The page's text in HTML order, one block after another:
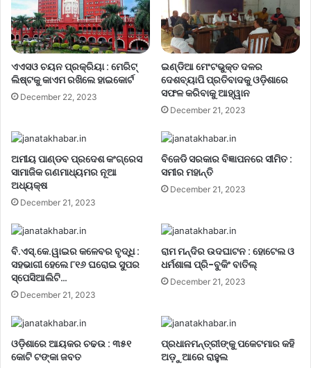
ଏଏସଓ ଚୟନ ପ୍ରକ୍ରିୟା : ମେରିଟ୍
ଲିଷ୍ଟକୁ କାଏମ ରଖିଲେ ହାଇକୋର୍ଟ
December 22, 2023
ଇଣ୍ଡିଆ ମେଂଟଭୁକ୍ତ ଦଳର
ଦେଶବ୍ୟାପି ପ୍ରତିବାଦକୁ ଓଡ଼ିଶାରେ
ସଫଳ କରିବାକୁ ଆହ୍ୱାନ
December 21, 2023
ଅମୀୟ ପାଣ୍ଡବ ପ୍ରଦେଶ କଂଗ୍ରେସ
ସାମାଜିକ ଗଣମାଧ୍ୟମର ନୂଆ
ଅଧ୍ୟକ୍ଷ
December 21, 2023
ବିଜେଡି ସରକାର ବିଜ୍ଞାପନରେ ସୀମିତ :
ସମୀର ମହାନ୍ତି
December 21, 2023
ବି.ଏସ୍.କେ.ୱାଇର କଳେବର ବୃଦ୍ଧି :
ସହଭାଗୀ ହେଲେ ୮୧୬ ଘରୋଇ ସୁପର
ସ୍ପେସିଆଲିଟି…
December 21, 2023
ରାମ ମନ୍ଦିର ଉଦଘାଟନ : ହୋଟେଲ ଓ
ଧର୍ମଶାଳା ପ୍ରି-ବୁକିଂ ବାତିଲ୍
December 21, 2023
ଓଡ଼ିଶାରେ ଆୟକର ଚଢଉ : ୩୫୧
କୋଟି ଟଙ୍କା ଜବତ
ପ୍ରଧାନମନ୍ତ୍ରୀଙ୍କୁ ପକେଟମାର କହି
ଅଡ଼ୁଆରେ ରାହୁଲ